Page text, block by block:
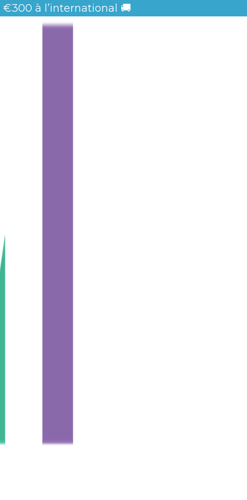
€300 à l’international 🚚